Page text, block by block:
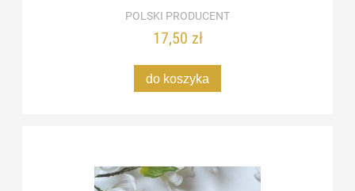
POLSKI PRODUCENT
17,50 zł
do koszyka